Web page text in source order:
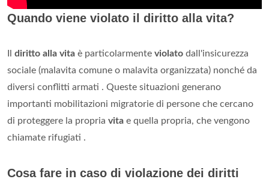
Quando viene violato il diritto alla vita?
diritto alla vita è particolarmente violato dall'insicurezza
sociale (malavita comune o malavita organizzata) nonché da
diversi conflitti armati . Queste situazioni generano
importanti mobilitazioni migratorie di persone che cercano
di proteggere la propria vita e quella propria, che vengono
chiamate rifugiati .
Cosa fare in caso di violazione dei diritti